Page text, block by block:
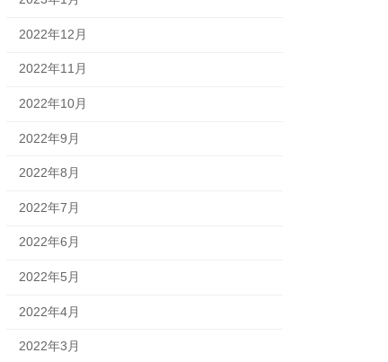
2022年12月
2022年11月
2022年10月
2022年9月
2022年8月
2022年7月
2022年6月
2022年5月
2022年4月
2022年3月